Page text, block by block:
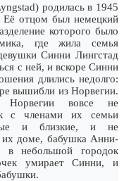
родилась в 1945
Её отцом был немецкий
которого было
где жила семья
Синни Лингстад
с ней, и вскоре Синни
длились недолго:
вышибли из Норвегии.
Норвегии вовсе не
с членами их семьи
и близкие, и не
их доме, бабушка Анни-
небольшой городок
умирает Синни, и